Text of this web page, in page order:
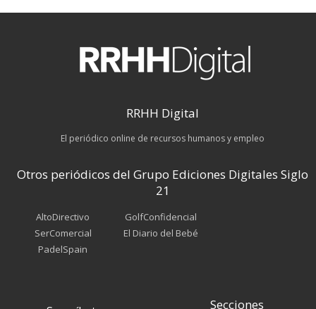
RRHH Digital
El periódico online de recursos humanos y empleo
Otros periódicos del Grupo Ediciones Digitales Siglo
21
AltoDirectivo
SerComercial
PadelSpain
GolfConfidencial
El Diario del Bebé
Secciones